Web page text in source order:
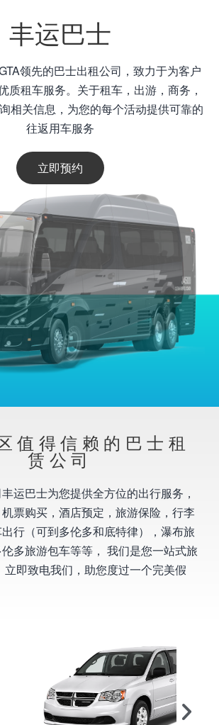
丰运巴士
领先的巴士出租公司，致力于为客户
质租车服务。关于租车，出游，商务，
相关信息，为您的每个活动提供可靠的
往返用车服务
立即预约
值得信赖的巴士租
赁公司
运巴士为您提供全方位的出行服务，
票购买，酒店预定，旅游保险，行李
行（可到多伦多和底特律），瀑布旅
多旅游包车等等， 我们是您一站式旅
立即致电我们，助您度过一个完美假